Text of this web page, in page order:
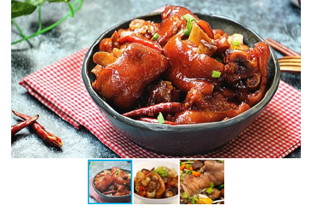
Khoanh gối heo ăn có tốt không?
Khoanh gối heo là nguyên liệu thường dùng để làm các món hầm,
phần khoanh gối không khô, ít mỡ ăn không bị ngấy vì vậy rất
được ưa chuộng.
Khoanh giò heo rất tốt và bổ dưỡng cho các bà bầu, giúp phục
hồi sức khỏe cho người mới ốm dậy, phụ nữ sau sinh. Thường
được dùng để nấu các món như: bún riêu, hầm đu đủ, hầm thuốc
Khoanh gối heo có tác dụng gì?